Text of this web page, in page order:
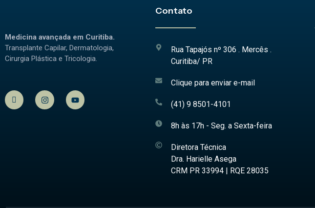
Medicina avançada em Curitiba.
Transplante Capilar, Dermatologia,
Cirurgia Plástica e Tricologia.
Contato
Rua Tapajós nº 306 . Mercês .
Curitiba/ PR
Clique para enviar e-mail
(41) 9 8501-4101
8h às 17h - Seg. a Sexta-feira
Diretora Técnica
Dra. Harielle Asega
CRM PR 33994 | RQE 28035